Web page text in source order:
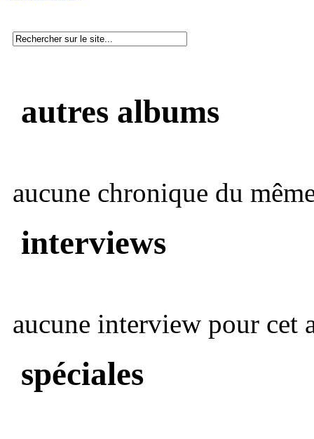
autres albums
aucune chronique du
interviews
aucune interview pour cet
spéciales